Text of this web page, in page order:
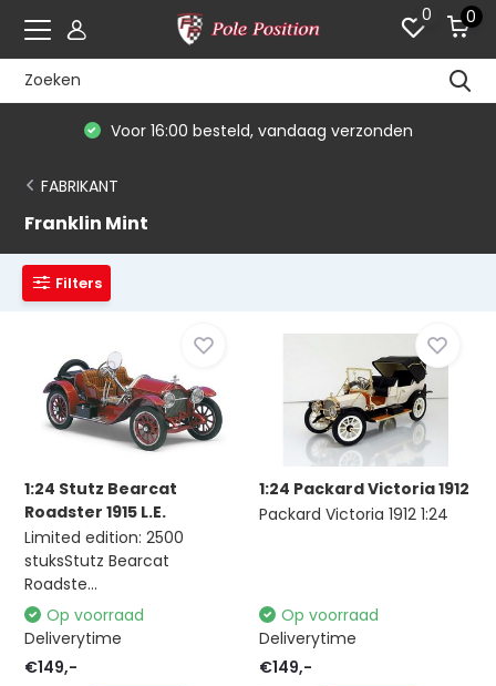
0 0
Voor 16:00 besteld, vandaag verzonden
FABRIKANT
Franklin Mint
Filters
1:24 Stutz Bearcat
Roadster 1915 L.E.
Limited edition: 2500
stuksStutz Bearcat
Roadste...
Op voorraad
Deliverytime
€149,-
1:24 Packard Victoria 1912
Packard Victoria 1912 1:24
Op voorraad
Deliverytime
€149,-